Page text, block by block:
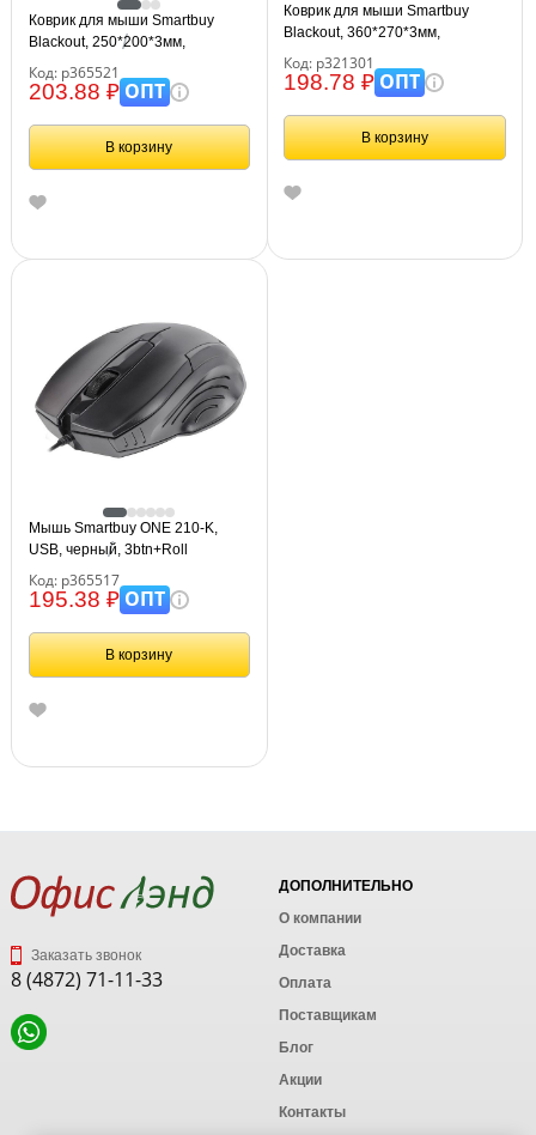
Коврик для мыши Smartbuy
Blackout, 250*200*3мм,
Код: р365521
203.88 ₽ОПТ
В корзину
Коврик для мыши Smartbuy
Blackout, 360*270*3мм,
Код: р321301
198.78 ₽ОПТ
В корзину
Мышь Smartbuy ONE 210-K,
USB, черный, 3btn+Roll
Код: р365517
195.38 ₽ОПТ
В корзину
Заказать звонок
8 (4872) 71-11-33
ДОПОЛНИТЕЛЬНО
О компании
Доставка
Оплата
Поставщикам
Блог
Акции
Контакты